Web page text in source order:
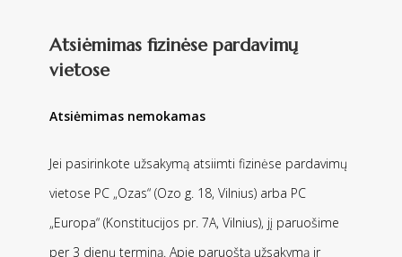
Atsiėmimas fizinėse pardavimų
vietose
Atsiėmimas nemokamas
Jei pasirinkote užsakymą atsiimti fizinėse pardavimų
vietose PC „Ozas“ (Ozo g. 18, Vilnius) arba PC
„Europa“ (Konstitucijos pr. 7A, Vilnius), jį paruošime
per 3 dienų terminą. Apie paruoštą užsakymą ir